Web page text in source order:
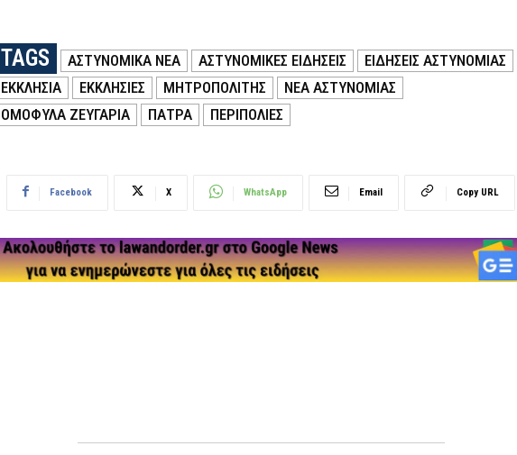
TAGS ΑΣΤΥΝΟΜΙΚΑ ΝΕΑ ΑΣΤΥΝΟΜΙΚΕΣ ΕΙΔΗΣΕΙΣ
ΕΙΔΗΣΕΙΣ ΑΣΤΥΝΟΜΙΑΣ
ΕΚΚΛΗΣΙΑ
ΕΚΚΛΗΣΙΕΣ ΜΗΤΡΟΠΟΛΙΤΗΣ
ΝΕΑ ΑΣΤΥΝΟΜΙΑΣ
ΟΜΌΦΥΛΑ ΖΕΥΓΆΡΙΑ
ΠΑΤΡΑ ΠΕΡΙΠΟΛΙΕΣ
Facebook X WhatsApp Email Copy URL